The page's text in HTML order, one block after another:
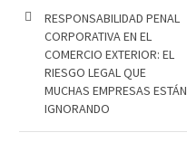
RESPONSABILIDAD PENAL
CORPORATIVA EN EL
COMERCIO EXTERIOR: EL
RIESGO LEGAL QUE
MUCHAS EMPRESAS ESTÁN
IGNORANDO